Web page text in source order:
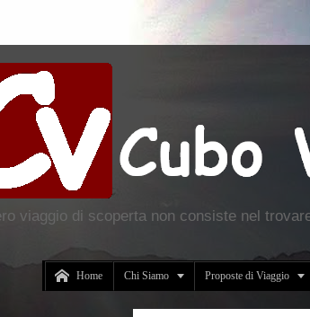
viaggio di scoperta non consiste nel
 Home Chi Siamo  Proposte di Viaggio 